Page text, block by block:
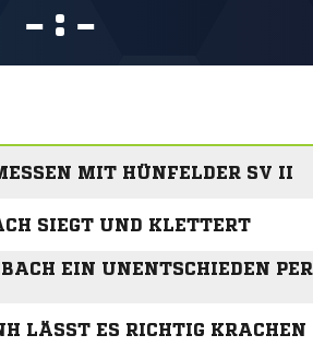
 : 
MIT HÜNFELDER SV II
SIEGT UND KLETTERT
EIN UNENTSCHIEDEN PER
LÄSST ES RICHTIG KRACHEN